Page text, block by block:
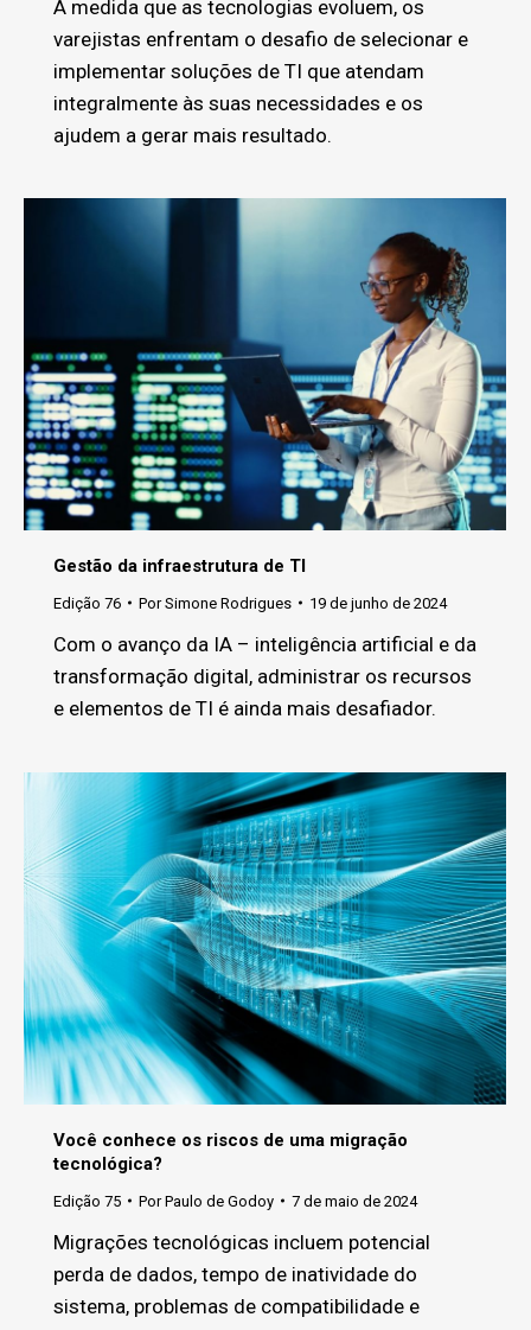
À medida que as tecnologias evoluem, os
varejistas enfrentam o desafio de selecionar e
implementar soluções de TI que atendam
integralmente às suas necessidades e os
ajudem a gerar mais resultado.
Gestão da infraestrutura de TI
Edição 76 PorSimone Rodrigues 19 de junho de 2024
Com o avanço da IA – inteligência artificial e da
transformação digital, administrar os recursos
e elementos de TI é ainda mais desafiador.
Você conhece os riscos de uma migração
tecnológica?
Edição 75 PorPaulo de Godoy 7 de maio de 2024
Migrações tecnológicas incluem potencial
perda de dados, tempo de inatividade do
sistema, problemas de compatibilidade e